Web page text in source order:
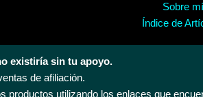
Sobre mí
Índice de
existiría sin tu apoyo.
de afiliación.
utilizando los enlaces que